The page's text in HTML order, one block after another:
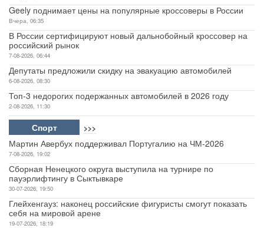
Geely поднимает цены на популярные кроссоверы в России
Вчера, 06:35
В России сертифицируют новый дальнобойный кроссовер на
российский рынок
7-08-2026, 06:44
Депутаты предложили скидку на эвакуацию автомобилей
6-08-2026, 08:30
Топ-3 недорогих подержанных автомобилей в 2026 году
2-08-2026, 11:30
Спорт >>>
Мартин Авербух поддерживал Португалию на ЧМ-2026
7-08-2026, 19:02
Сборная Ненецкого округа выступила на турнире по
пауэрлифтингу в Сыктывкаре
30-07-2026, 19:50
Глейхенгауз: наконец российские фигуристы смогут показать
себя на мировой арене
19-07-2026, 18:19